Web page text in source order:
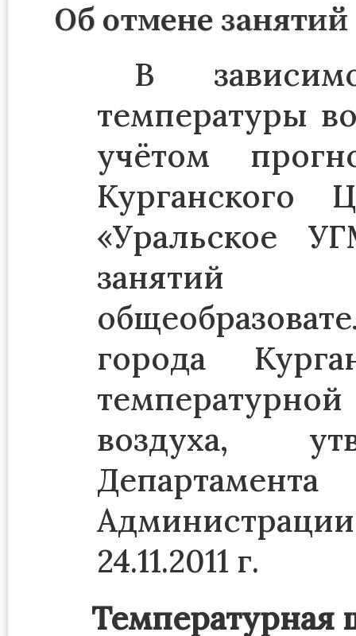
Об отмене занятий
В
температуры
учётом
«Уральское
занятий
города
воздуха,
24.11.2011 г.
Температурная